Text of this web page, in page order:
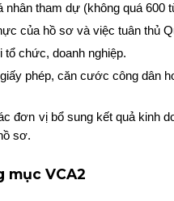
tham dự (không quá
của hồ sơ và việc tuân thủ
tổ chức, doanh nghiệp.
phép, căn cước công dân
đơn vị bổ sung kết quả kinh
sơ.
mục VCA2